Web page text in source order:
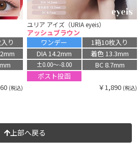
り
(税込)
ユリア アイズ（URIA eyeis）
アッシュブラウン
ワンデー
1箱10枚入り
DIA 14.2mm
着色 13.3mm
±0.00〜-8.00
BC 8.7mm
ポスト投函
￥1,890 (税込)
上部へ戻る